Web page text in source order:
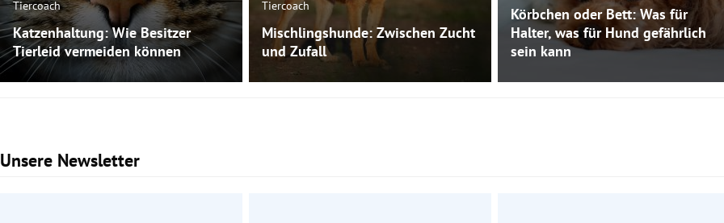
Tiercoach
Katzenhaltung: Wie Besitzer
Tierleid vermeiden können
Tiercoach
Mischlingshunde: Zwischen Zucht
und Zufall
Körbchen oder Bett: Was für
Halter, was für Hund gefährlich
sein kann
Unsere Newsletter
Slide 1 von 3